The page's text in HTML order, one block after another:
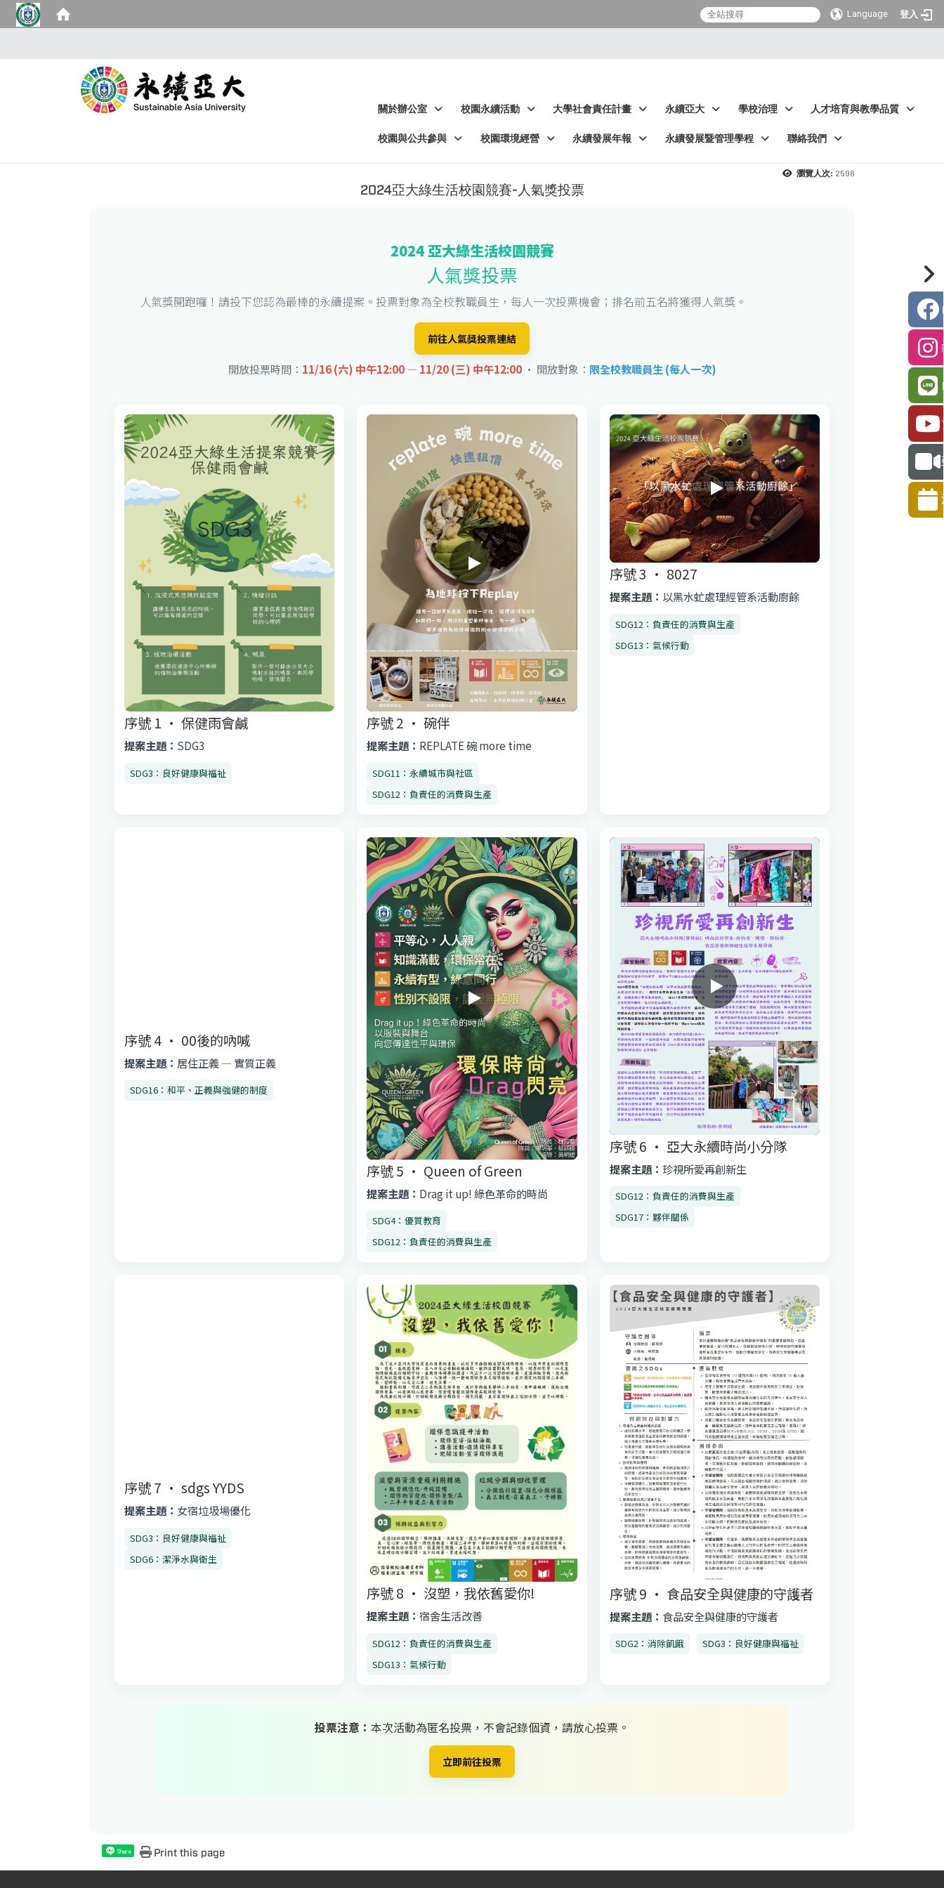
Language 登入
關於辦公室 校園永續活動 大學社會責任計畫 永續亞大 學校治理 人才培育與教學品質
校園與公共參與 校園環境經營 永續發展年報 永續發展暨管理學程 聯絡我們
瀏覽人次: 2598
2024亞大綠生活校園競賽-人氣獎投票
2024 亞大綠生活校園競賽
人氣獎投票
人氣獎開跑囉！請投下您認為最棒的永續提案。投票對象為全校教職員生，每人一次投票機會；排名前五名將獲得人氣獎。
前往人氣獎投票連結
開放投票時間： 11/16 (六) 中午12:00 — 11/20 (三) 中午12:00• 開放對象： 限全校教職員生 (每人一次)
序號 1 · 保健雨會鹹
提案主題： SDG3
SDG3：良好健康與福祉
序號 2 · 碗伴
提案主題： REPLATE 碗 more time
SDG11：永續城市與社區
SDG12：負責任的消費與生產
序號 3 · 8027
提案主題： 以黑水虻處理經管系活動廚餘
SDG12：負責任的消費與生產
SDG13：氣候行動
序號 4 · 00後的吶喊
提案主題： 居住正義 — 實質正義
SDG16：和平、正義與強健的制度
序號 5 · Queen of Green
提案主題： Drag it up! 綠色革命的時尚
SDG4：優質教育
SDG12：負責任的消費與生產
序號 6 · 亞大永續時尚小分隊
提案主題： 珍視所愛再創新生
SDG12：負責任的消費與生產
SDG17：夥伴關係
序號 7 · sdgs YYDS
提案主題： 女宿垃圾場優化
SDG3：良好健康與福祉
SDG6：潔淨水與衛生
序號 8 · 沒塑，我依舊愛你!
提案主題：宿舍生活改善
SDG12：負責任的消費與生產
SDG13：氣候行動
序號 9 · 食品安全與健康的守護者
提案主題： 食品安全與健康的守護者
SDG2：消除飢餓 SDG3：良好健康與福祉
投票注意： 本次活動為匿名投票，不會記錄個資，請放心投票。
立即前往投票
Share Print this page